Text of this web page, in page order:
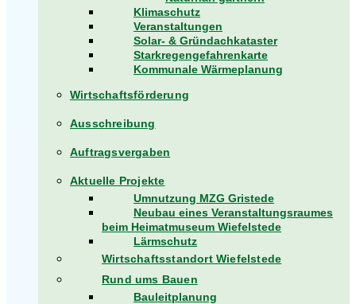
Klimaschutz
Veranstaltungen
Solar- & Gründachkataster
Starkregengefahrenkarte
Kommunale Wärmeplanung
Wirtschaftsförderung
Ausschreibung
Auftragsvergaben
Aktuelle Projekte
Umnutzung MZG Gristede
Neubau eines Veranstaltungsraumes
beim Heimatmuseum Wiefelstede
Lärmschutz
Wirtschaftsstandort Wiefelstede
Rund ums Bauen
Bauleitplanung